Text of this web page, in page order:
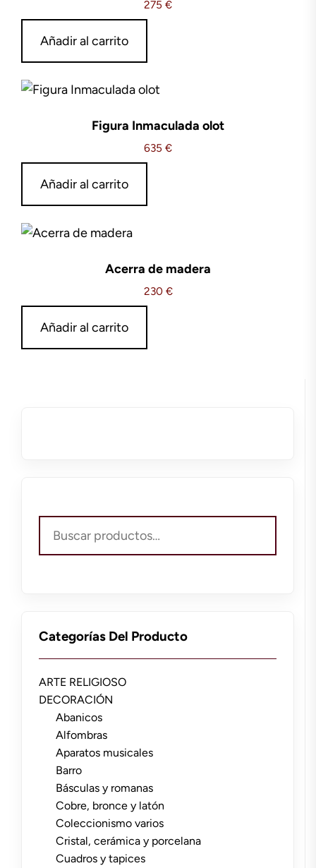
275 €
Añadir al carrito
Figura Inmaculada olot
635 €
Añadir al carrito
Acerra de madera
230 €
Añadir al carrito
por:
Categorías Del Producto
ARTE RELIGIOSO
DECORACIÓN
Abanicos
Alfombras
Aparatos musicales
Barro
Básculas y romanas
Cobre, bronce y latón
Coleccionismo varios
Cristal, cerámica y porcelana
Cuadros y tapices